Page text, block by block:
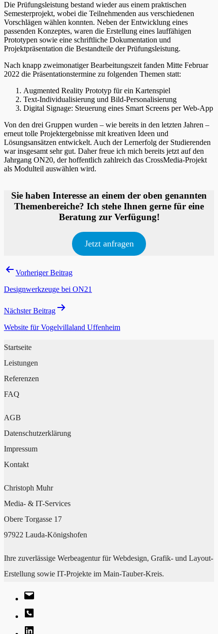
Die Prüfungsleistung bestand wieder aus einem praktischen
Semesterprojekt, wobei die Teilnehmenden aus verschiedenen
Vorschlägen wählen konnten. Neben der Entwicklung eines
passenden Konzeptes, waren die Erstellung eines lauffähigen
Prototypen sowie eine schriftliche Dokumentation und
Projektpräsentation die Bestandteile der Prüfungsleistung.
Nach knapp zweimonatiger Bearbeitungszeit fanden Mitte Februar
2022 die Präsentationstermine zu folgenden Themen statt:
Augmented Reality Prototyp für ein Kartenspiel
Text-Individualisierung und Bild-Personalisierung
Digital Signage: Steuerung eines Smart Screens per Web-App
Von den drei Gruppen wurden – wie bereits in den letzten Jahren –
erneut tolle Projektergebnisse mit kreativen Ideen und
Lösungsansätzen entwickelt. Auch der Lernerfolg der Studierenden
war insgesamt sehr gut. Daher freue ich mich bereits jetzt auf den
Jahrgang ON20, der hoffentlich zahlreich das CrossMedia-Projekt
als Modulteil auswählen wird.
Sie haben Interesse an einem der oben genannten
Themenbereiche? Ich stehe Ihnen gerne für eine
Beratung zur Verfügung!
Jetzt anfragen
Beitragsnavigation
Vorheriger Beitrag
Designwerkzeuge bei ON21
Nächster Beitrag
Website für Vogelvillaland Uffenheim
Startseite
Leistungen
Referenzen
FAQ
AGB
Datenschutzerklärung
Impressum
Kontakt
Christoph Muhr
Media- & IT-Services
Obere Torgasse 17
97922 Lauda-Königshofen
Ihre zuverlässige Werbeagentur für Webdesign, Grafik- und Layout-
Erstellung sowie IT-Projekte im Main-Tauber-Kreis.